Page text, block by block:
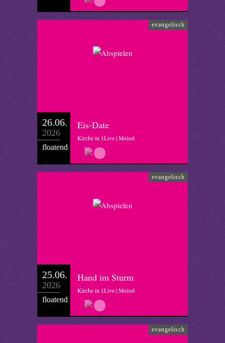
evangelisch
26.06.
2026
floatend
Eis-Date
Kirche in 1Live | Meisel
evangelisch
25.06.
2026
floatend
Hand im Sturm
Kirche in 1Live | Meisel
evangelisch